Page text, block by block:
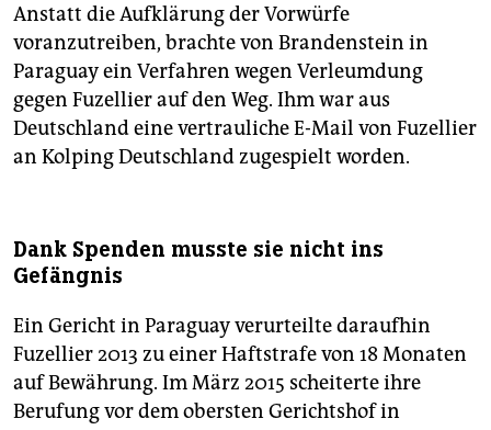
Anstatt die Aufklärung der Vorwürfe
voranzutreiben, brachte von Brandenstein in
Paraguay ein Verfahren wegen Verleumdung
gegen Fuzellier auf den Weg. Ihm war aus
Deutschland eine vertrauliche E-Mail von Fuzellier
an Kolping Deutschland zugespielt worden.
Dank Spenden musste sie nicht ins
Gefängnis
Ein Gericht in Paraguay verurteilte daraufhin
Fuzellier 2013 zu einer Haftstrafe von 18 Monaten
auf Bewährung. Im März 2015 scheiterte ihre
Berufung vor dem obersten Gerichtshof in